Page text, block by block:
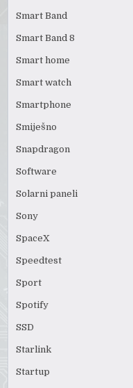
Smart Band
Smart Band 8
Smart home
Smart watch
Smartphone
Smiješno
Snapdragon
Software
Solarni paneli
Sony
SpaceX
Speedtest
Sport
Spotify
SSD
Starlink
Startup